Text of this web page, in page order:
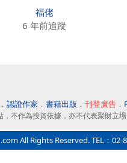
福佬
6 年前追蹤
認證作家 ． 書籍出版 ． 刊登廣告．
不作為投資依據，亦不代表聚財
All Rights Reserved. TEL：